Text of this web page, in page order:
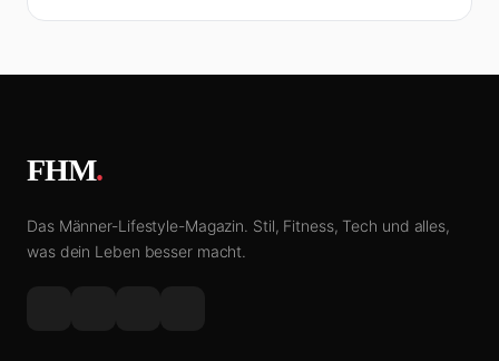
FHM.
Das Männer-Lifestyle-Magazin. Stil, Fitness, Tech und alles,
was dein Leben besser macht.